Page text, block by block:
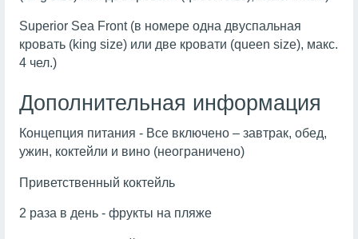
Superior Sea Front (в номере одна двуспальная
кровать (king size) или две кровати (queen size), макс.
4 чел.)
Дополнительная информация
Концепция питания - Все включено – завтрак, обед,
ужин, коктейли и вино (неограничено)
Приветственный коктейль
2 раза в день - фрукты на пляже